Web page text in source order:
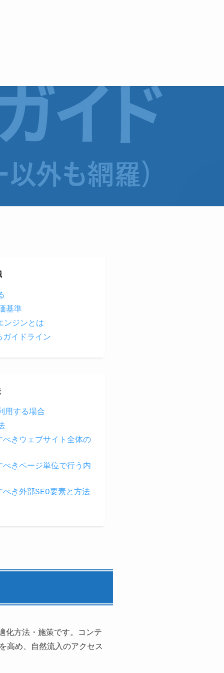
基準
ジンとは
イドライン
用する場合
きウェブサイト全体の
きページ単位で行う内
き外部SEO要素と方法
化方法・施策です。コンテ
高め、自然流入のアクセス